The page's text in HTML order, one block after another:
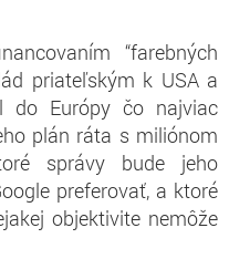
“farebných
priateľským k USA a
Európy čo najviac
plán ráta s miliónom
správy bude jeho
preferovať, a ktoré
objektivite nemôže